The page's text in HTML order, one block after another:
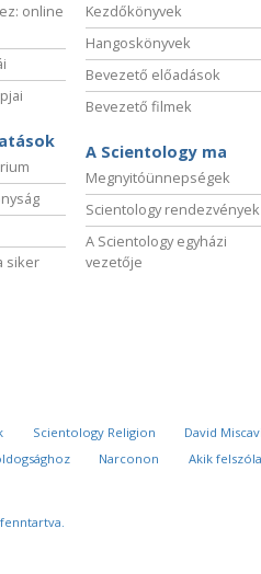
online
siker
Kezdőkönyvek
Hangoskönyvek
Bevezető előadások
Bevezető filmek
A Scientology ma
Megnyitóünnepségek
Scientology rendezvények
A Scientology egyházi
vezetője
Scientology Religion David
Narconon Akik